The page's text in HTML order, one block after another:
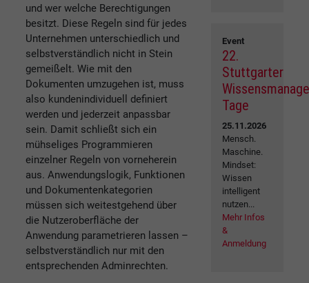
und wer welche Berechtigungen
besitzt. Diese Regeln sind für jedes
Unternehmen unterschiedlich und
selbstverständlich nicht in Stein
gemeißelt. Wie mit den
Dokumenten umzugehen ist, muss
also kundenindividuell definiert
werden und jederzeit anpassbar
sein. Damit schließt sich ein
mühseliges Programmieren
einzelner Regeln von vorneherein
aus. Anwendungslogik, Funktionen
und Dokumentenkategorien
müssen sich weitestgehend über
die Nutzeroberfläche der
Anwendung parametrieren lassen –
selbstverständlich nur mit den
entsprechenden Adminrechten.
Event
22.
Stuttgarter
Tage
25.11.2026
Mensch.
Maschine.
Mindset:
Wissen
intelligent
nutzen...
Mehr Infos
&
Anmeldung